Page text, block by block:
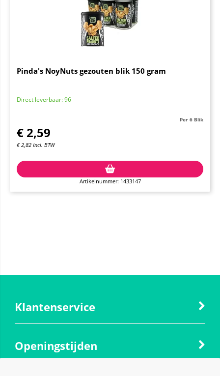
Pinda's NoyNuts gezouten blik 150 gram
Direct leverbaar: 96
Per 6 Blik
€ 2,59
€2,82 Incl. BTW
Artikelnummer: 1433147
Klantenservice
Openingstijden